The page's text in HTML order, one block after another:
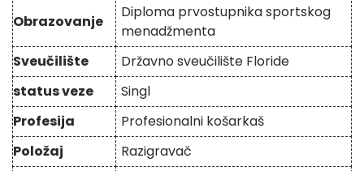
Obrazovanje
Diploma prvostupnika sportskog
menadžmenta
Sveučilište
Državno sveučilište Floride
status veze
Singl
Profesija
Profesionalni košarkaš
Položaj
Razigravač